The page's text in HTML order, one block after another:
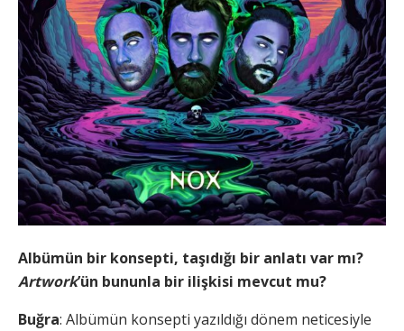
Albümün bir konsepti, taşıdığı bir anlatı var mı?
Artwork’ün bununla bir ilişkisi mevcut mu?
Buğra: Albümün konsepti yazıldığı dönem neticesiyle